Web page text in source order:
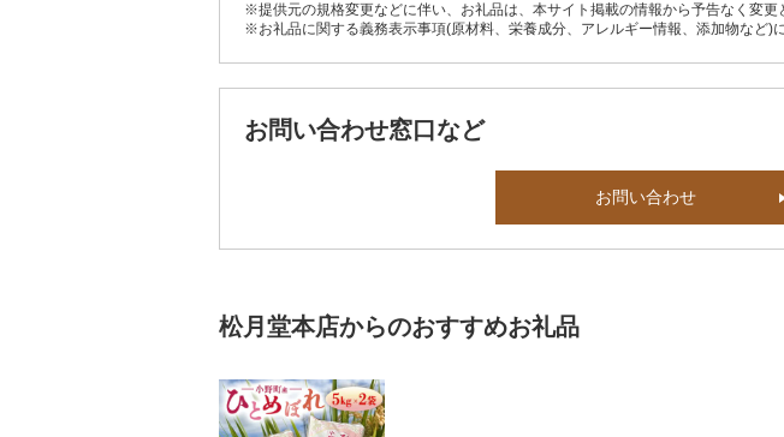
※提供元の規格変更などに伴い、お礼品は、本サイト掲載の情報から予告なく変更
※お礼品に関する義務表示事項(原材料、栄養成分、アレルギー情報、添加物など)
お問い合わせ窓口など
お問い合わせ
松月堂本店からのおすすめお礼品